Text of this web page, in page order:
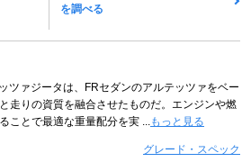
を調べる
ツァジータは、FRセダンのアルテッツァをベー
走りの資質を融合させたものだ。エンジンや燃
ことで最適な重量配分を実 ...
もっと見る
グレード・スペック